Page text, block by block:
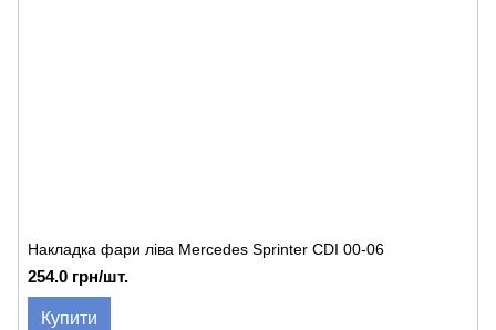
Накладка фари ліва Mercedes Sprinter CDI 00-06
254.0 грн/шт.
Купити